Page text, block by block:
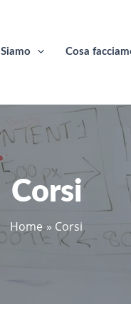
Cosa
Corsi
Home Corsi